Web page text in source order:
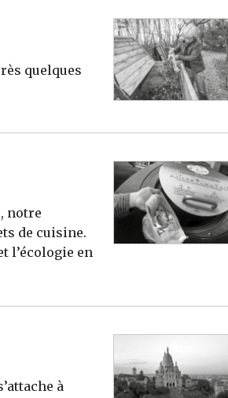
quelques
notre
de cuisine.
l’écologie en
à